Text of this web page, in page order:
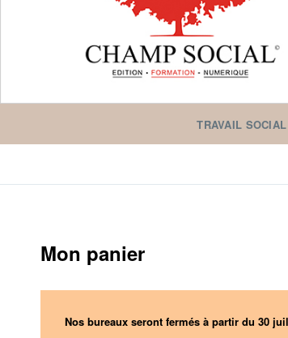
TRAVAIL SOCIAL
Mon panier
Nos bureaux seront fermés à partir du 30